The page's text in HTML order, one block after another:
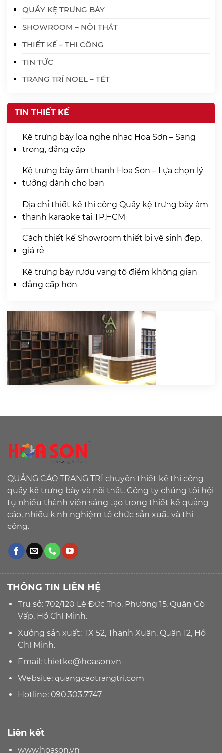
QUẦY KỆ TRƯNG BÀY
SHOWROOM – NỘI THẤT
THIẾT KẾ – THI CÔNG
TIN TỨC
TRANG TRÍ NOEL – TẾT
TIN THIẾT KẾ
Kệ trưng bày loa nghe nhạc Hoa Sơn – Sang
trọng, đẳng cấp
Kệ trưng bày âm thanh Hoa Sơn – Lựa chọn lý
tưởng dành cho bạn
Địa chỉ thiết kế thi công Quầy kệ trưng bày âm
thanh karaoke tại TP.HCM
Cách thiết kế Showroom thiết bị vệ sinh đẹp,
giá rẻ
Kệ trưng bày rượu vang tô điểm không gian
đẳng cấp hơn
QUẢNG CÁO TRANG TRÍ chuyên thiết kế thi công
quầy kệ trưng bày và nội thất. Công ty chúng tôi hội
tụ nhiều thành viên sáng tạo trong thiết kế quảng
cáo, nhiều kinh nghiệm tổ chức sản xuất và thi
công.
THÔNG TIN LIÊN HỆ
Trụ sở: 702/120 Lê Đức Thọ, Phường 15, Quận Gò
Vấp, Hồ Chí Minh.
Xưởng sản xuất: TX 52, Thạnh Xuân, Quận 12, Hồ
Chí Minh.
Email: thietke@hoason.vn
Website:quangcaotrangtri.com
Hotline: 090.303.7747
Liên kết
www.hoason.vn